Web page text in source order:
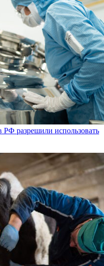
РФ разрешили использовать